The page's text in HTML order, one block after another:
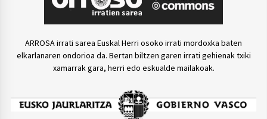
ARROSA irrati sarea Euskal Herri osoko irrati mordoxka baten
elkarlanaren ondorioa da. Bertan biltzen garen irrati gehienak txiki
xamarrak gara, herri edo eskualde mailakoak.